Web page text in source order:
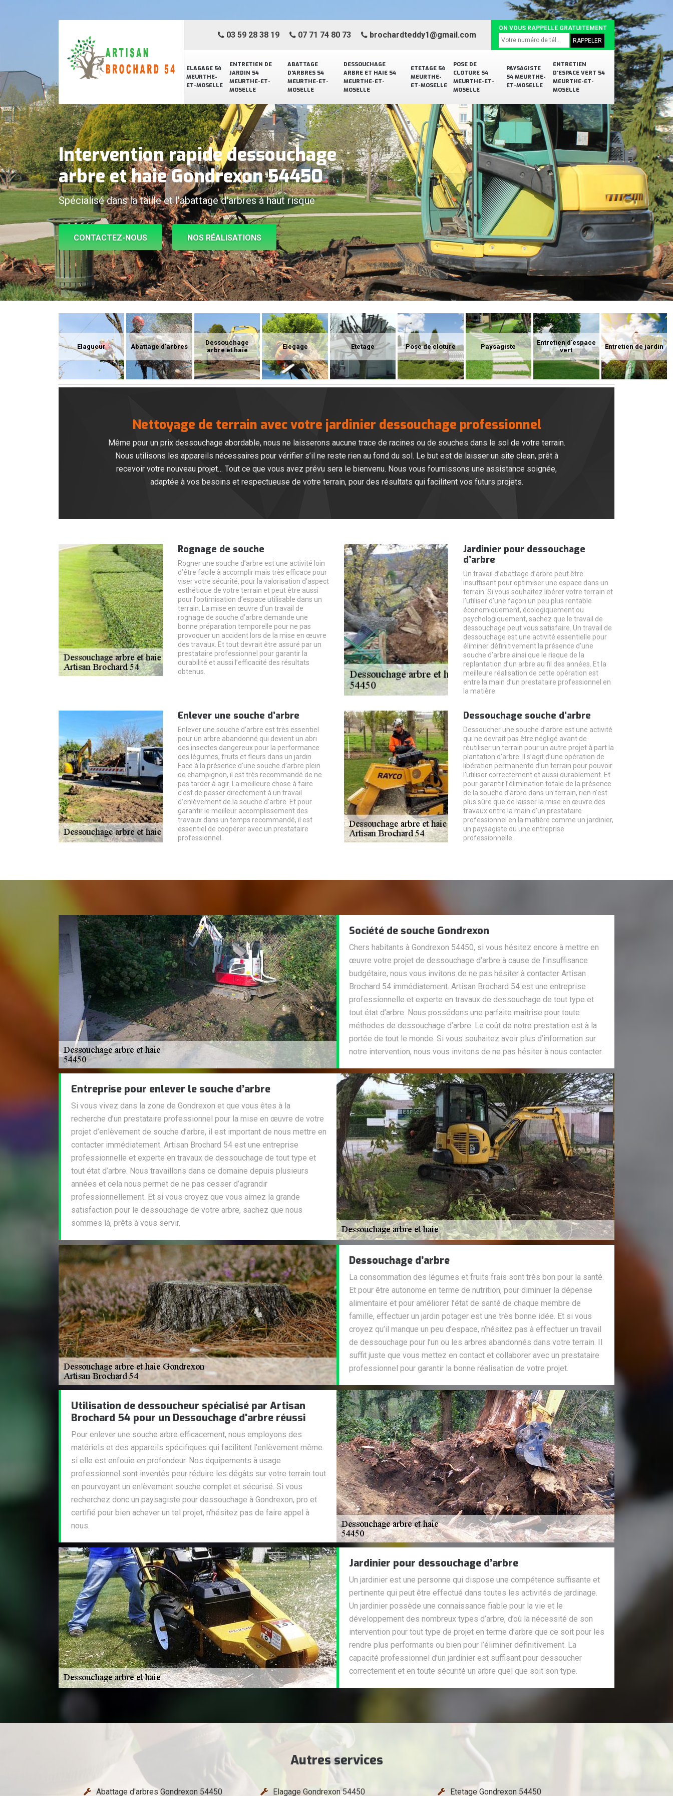
ELAGAGE 54
MEURTHE-
ET-MOSELLE
ENTRETIEN DE
JARDIN 54
MEURTHE-ET-
MOSELLE
ABATTAGE
D'ARBRES 54
MEURTHE-ET-
MOSELLE
DESSOUCHAGE
ARBRE ET HAIE 54
MEURTHE-ET-
MOSELLE
ETETAGE 54
MEURTHE-
ET-MOSELLE
POSE DE
CLOTURE 54
MEURTHE-ET-
MOSELLE
PAYSAGISTE
54 MEURTHE-
ET-MOSELLE
ENTRETIEN
D'ESPACE VERT 54
MEURTHE-ET-
MOSELLE
03 59 28 38 19 07 71 74 80 73 brochardteddy1@gmail.com
ON VOUS RAPPELLE GRATUITEMENT
Intervention rapide dessouchage
arbre et haie Gondrexon 54450
Spécialisé dans la taille et l'abattage d'arbres à haut risque
CONTACTEZ-NOUS NOS RÉALISATIONS
Elagueur Abattage d'arbres
Dessouchage
arbre et haie
Elegage Etetage Pose de cloture Paysagiste
Entretien d'espace
vert
Entretien de jardin
Nettoyage de terrain avec votre jardinier dessouchage professionnel
Même pour un prix dessouchage abordable, nous ne laisserons aucune trace de racines ou de souches dans le sol de votre terrain.
Nous utilisons les appareils nécessaires pour vérifier s’il ne reste rien au fond du sol. Le but est de laisser un site clean, prêt à
recevoir votre nouveau projet… Tout ce que vous avez prévu sera le bienvenu. Nous vous fournissons une assistance soignée,
adaptée à vos besoins et respectueuse de votre terrain, pour des résultats qui facilitent vos futurs projets.
Rognage de souche
Rogner une souche d’arbre est une activité loin
d’être facile à accomplir mais très efficace pour
viser votre sécurité, pour la valorisation d’aspect
esthétique de votre terrain et peut être aussi
pour l’optimisation d’espace utilisable dans un
terrain. La mise en œuvre d’un travail de
rognage de souche d’arbre demande une
bonne préparation temporelle pour ne pas
provoquer un accident lors de la mise en œuvre
des travaux. Et tout devrait être assuré par un
prestataire professionnel pour garantir la
durabilité et aussi l’efficacité des résultats
obtenus.
Jardinier pour dessouchage
d’arbre
Un travail d’abattage d’arbre peut être
insuffisant pour optimiser une espace dans un
terrain. Si vous souhaitez libérer votre terrain et
l’utiliser d’une façon un peu plus rentable
économiquement, écologiquement ou
psychologiquement, sachez que le travail de
dessouchage peut vous satisfaire. Un travail de
dessouchage est une activité essentielle pour
éliminer définitivement la présence d’une
souche d’arbre ainsi que le risque de la
replantation d’un arbre au fil des années. Et la
meilleure réalisation de cette opération est
entre la main d’un prestataire professionnel en
la matière.
Enlever une souche d’arbre
Enlever une souche d’arbre est très essentiel
pour un arbre abandonné qui devient un abri
des insectes dangereux pour la performance
des légumes, fruits et fleurs dans un jardin.
Face à la présence d’une souche d’arbre plein
de champignon, il est très recommandé de ne
pas tarder à agir. La meilleure chose à faire
c’est de passer directement à un travail
d’enlèvement de la souche d’arbre. Et pour
garantir le meilleur accomplissement des
travaux dans un temps recommandé, il est
essentiel de coopérer avec un prestataire
professionnel.
Dessouchage souche d’arbre
Dessoucher une souche d’arbre est une activité
qui ne devrait pas être négligé avant de
réutiliser un terrain pour un autre projet à part la
plantation d’arbre. Il s’agit d’une opération de
libération permanente d’un terrain pour pouvoir
l’utiliser correctement et aussi durablement. Et
pour garantir l’élimination totale de la présence
de la souche d’arbre dans un terrain, rien n’est
plus sûre que de laisser la mise en œuvre des
travaux entre la main d’un prestataire
professionnel en la matière comme un jardinier,
un paysagiste ou une entreprise
professionnelle.
Société de souche Gondrexon
Chers habitants à Gondrexon 54450, si vous hésitez encore à mettre en
œuvre votre projet de dessouchage d’arbre à cause de l’insuffisance
budgétaire, nous vous invitons de ne pas hésiter à contacter Artisan
Brochard 54 immédiatement. Artisan Brochard 54 est une entreprise
professionnelle et experte en travaux de dessouchage de tout type et
tout état d’arbre. Nous possédons une parfaite maitrise pour toute
méthodes de dessouchage d’arbre. Le coût de notre prestation est à la
portée de tout le monde. Si vous souhaitez avoir plus d’information sur
notre intervention, nous vous invitons de ne pas hésiter à nous contacter.
Entreprise pour enlever le souche d’arbre
Si vous vivez dans la zone de Gondrexon et que vous êtes à la
recherche d’un prestataire professionnel pour la mise en œuvre de votre
projet d’enlèvement de souche d’arbre, il est important de nous mettre en
contacter immédiatement. Artisan Brochard 54 est une entreprise
professionnelle et experte en travaux de dessouchage de tout type et
tout état d’arbre. Nous travaillons dans ce domaine depuis plusieurs
années et cela nous permet de ne pas cesser d’agrandir
professionnellement. Et si vous croyez que vous aimez la grande
satisfaction pour le dessouchage de votre arbre, sachez que nous
sommes là, prêts à vous servir.
Dessouchage d’arbre
La consommation des légumes et fruits frais sont très bon pour la santé.
Et pour être autonome en terme de nutrition, pour diminuer la dépense
alimentaire et pour améliorer l’état de santé de chaque membre de
famille, effectuer un jardin potager est une très bonne idée. Et si vous
croyez qu’il manque un peu d’espace, n’hésitez pas à effectuer un travail
de dessouchage pour l’un ou les arbres abandonnés dans votre terrain. Il
suffit juste que vous mettez en contact et collaborer avec un prestataire
professionnel pour garantir la bonne réalisation de votre projet.
Utilisation de dessoucheur spécialisé par Artisan
Brochard 54 pour un Dessouchage d'arbre réussi
Pour enlever une souche arbre efficacement, nous employons des
matériels et des appareils spécifiques qui facilitent l’enlèvement même
si elle est enfouie en profondeur. Nos équipements à usage
professionnel sont inventés pour réduire les dégâts sur votre terrain tout
en pourvoyant un enlèvement souche complet et sécurisé. Si vous
recherchez donc un paysagiste pour dessouchage à Gondrexon, pro et
certifié pour bien achever un tel projet, n’hésitez pas de faire appel à
nous.
Jardinier pour dessouchage d’arbre
Un jardinier est une personne qui dispose une compétence suffisante et
pertinente qui peut être effectué dans toutes les activités de jardinage.
Un jardinier possède une connaissance fiable pour la vie et le
développement des nombreux types d’arbre, d’où la nécessité de son
intervention pour tout type de projet en terme d’arbre que ce soit pour les
rendre plus performants ou bien pour l’éliminer définitivement. La
capacité professionnel d’un jardinier est suffisant pour dessoucher
correctement et en toute sécurité un arbre quel que soit son type.
Autres services
Abattage d'arbres Gondrexon 54450 Elagage Gondrexon 54450 Etetage Gondrexon 54450